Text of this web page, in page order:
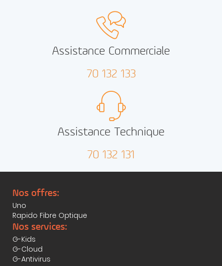
Assistance Commerciale
70 132 133
Assistance Technique
70 132 131
Nos offres:
Uno
Rapido Fibre Optique
Nos services:
G-Kids
G-Cloud
G-Antivirus